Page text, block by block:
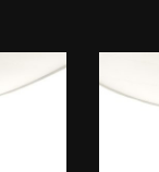
rimasti soddisfatti.